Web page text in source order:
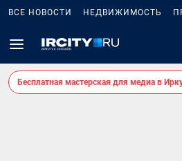
ВСЕ НОВОСТИ НЕДВИЖИМОСТЬ
Бесплатная мастерская для медиа в